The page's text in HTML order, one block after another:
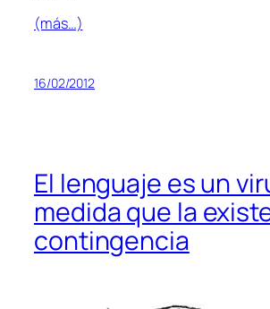
(más…)
16/02/2012
El lenguaje es un
medida que la
contingencia